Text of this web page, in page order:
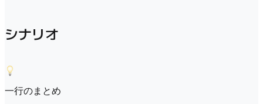
シナリオ
一行のまとめ